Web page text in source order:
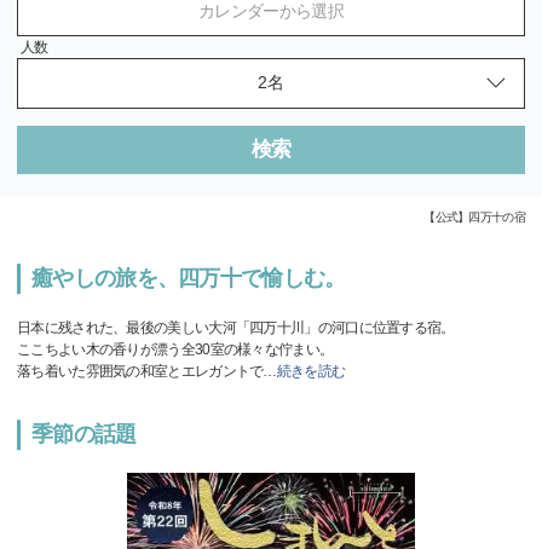
カレンダーから選択
人数
検索
【公式】四万十の宿
癒やしの旅を、四万十で愉しむ。
日本に残された、最後の美しい大河「四万十川」の河口に位置する宿。
ここちよい木の香りが漂う全30室の様々な佇まい。
落ち着いた雰囲気の和室とエレガントで…続きを読む
季節の話題